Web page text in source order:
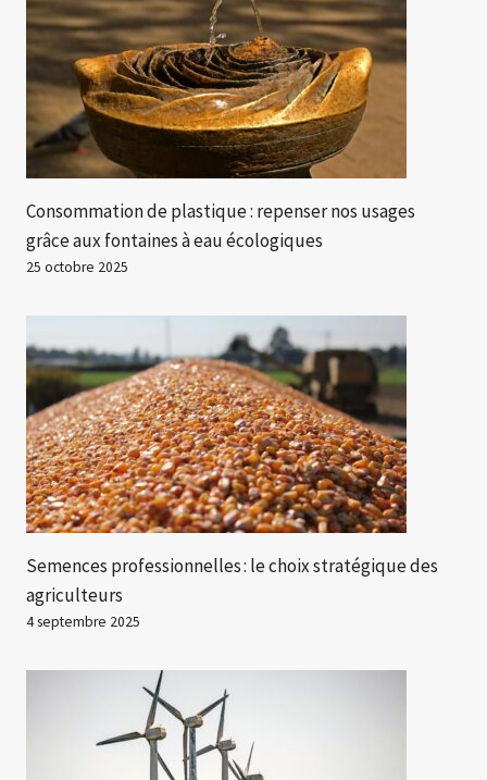
Consommation de plastique : repenser nos usages
grâce aux fontaines à eau écologiques
25 octobre 2025
Semences professionnelles : le choix stratégique des
agriculteurs
4 septembre 2025